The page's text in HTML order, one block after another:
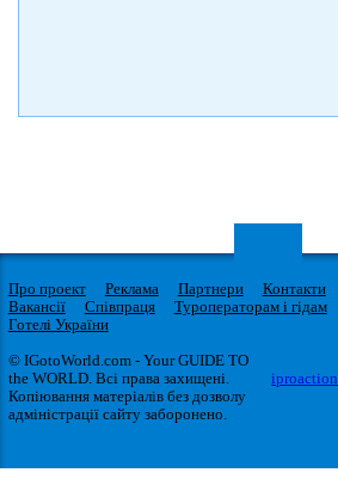
Про проект Реклама Партнери Контакти
Вакансії
Співпраця Туроператорам і гідам
Готелі України
© IGotoWorld.com - Your GUIDE TO
the WORLD. Всі права захищені.
Копіювання матеріалів без дозволу
адміністрації сайту заборонено.
iproaction